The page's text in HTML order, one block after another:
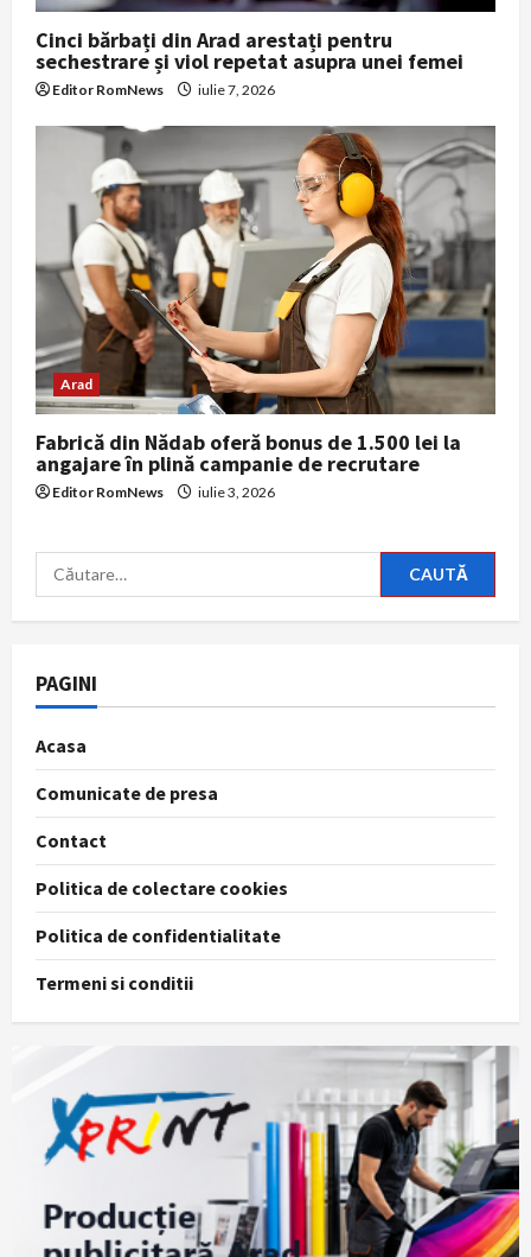
Cinci bărbați din Arad arestați pentru
sechestrare și viol repetat asupra unei femei
Editor RomNews iulie 7, 2026
Arad
Fabrică din Nădab oferă bonus de 1.500 lei la
angajare în plină campanie de recrutare
Editor RomNews iulie 3, 2026
Caută
după:
PAGINI
Acasa
Comunicate de presa
Contact
Politica de colectare cookies
Politica de confidentialitate
Termeni si conditii